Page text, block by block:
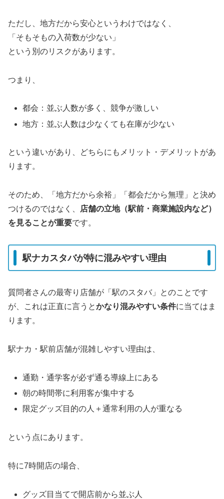
ただし、地方だから安心というわけではなく、
「そもそもの入荷数が少ない」
という別のリスクがあります。
つまり、
都会：並ぶ人数が多く、競争が激しい
地方：並ぶ人数は少なくても在庫が少ない
という違いがあり、どちらにもメリット・デメリットがあ
ります。
そのため、「地方だから余裕」「都会だから無理」と決め
つけるのではなく、
店舗の立地（駅前・商業施設内など）
を見ることが重要です。
駅ナカスタバが特に混みやすい理由
質問者さんの最寄り店舗が「駅のスタバ」とのことです
が、これは正直に言うとかなり混みやすい条件に当てはま
ります。
駅ナカ・駅前店舗が混雑しやすい理由は、
通勤・通学客が必ず通る導線上にある
朝の時間帯に利用客が集中する
限定グッズ目的の人＋通常利用の人が重なる
という点にあります。
特に7時開店の場合、
グッズ目当てで開店前から並ぶ人